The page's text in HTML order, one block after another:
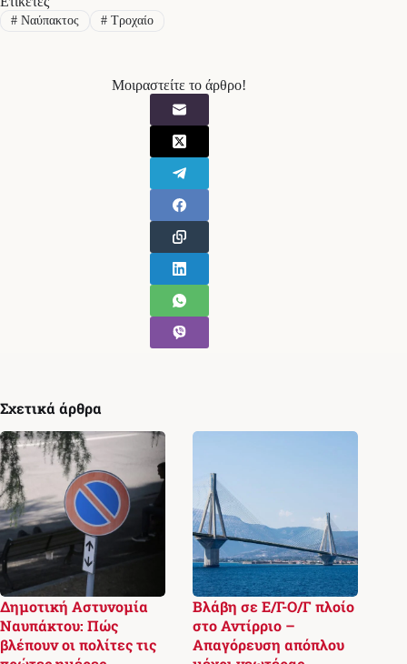
#Ναύπακτος #Τροχαίο
Μοιραστείτε το άρθρο!
Σχετικά άρθρα
Δημοτική Αστυνομία
Ναυπάκτου: Πώς
βλέπουν οι πολίτες τις
Βλάβη σε Ε/Γ-Ο/Γ πλοίο
στο Αντίρριο –
Απαγόρευση απόπλου